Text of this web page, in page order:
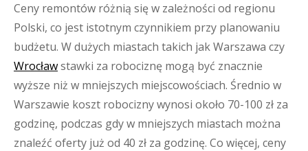
Ceny remontów różnią się w zależności od regionu
Polski, co jest istotnym czynnikiem przy planowaniu
budżetu. W dużych miastach takich jak Warszawa czy
Wrocławstawki za robociznę mogą być znacznie
wyższe niż w mniejszych miejscowościach. Średnio w
Warszawie koszt robocizny wynosi około 70-100 zł za
godzinę, podczas gdy w mniejszych miastach można
znaleźć oferty już od 40 zł za godzinę. Co więcej, ceny